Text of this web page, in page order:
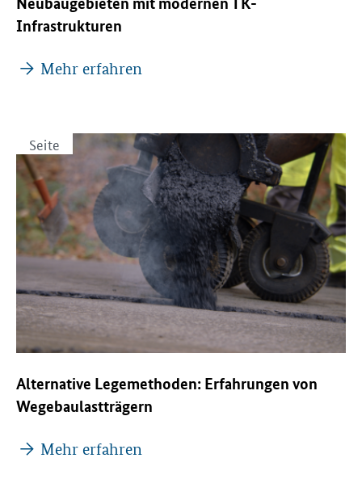
Infrastrukturen
Mehr erfahren
Seite
Alternative Legemethoden: Erfahrungen von
Wegebaulastträgern
Mehr erfahren